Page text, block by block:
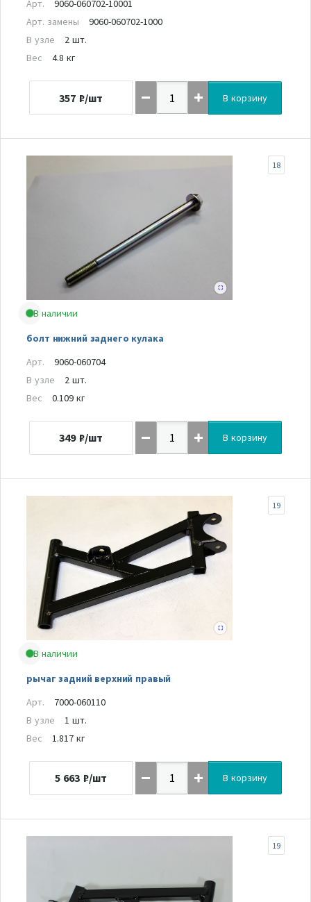
Арт.
9060-060702-10001
Арт. замены
9060-060702-1000
В узле
2 шт.
Вес
4.8 кг
357 ₽/шт В корзину
В наличии
болт нижний заднего кулака
18
Арт.
9060-060704
В узле
2 шт.
Вес
0.109 кг
349 ₽/шт В корзину
В наличии
рычаг задний верхний правый
19
Арт.
7000-060110
В узле
1 шт.
Вес
1.817 кг
5 663 ₽/шт В корзину
19